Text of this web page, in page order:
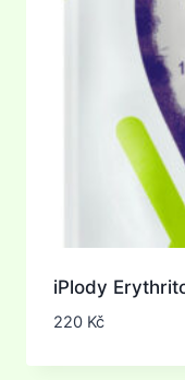
iPlody
220 Kč